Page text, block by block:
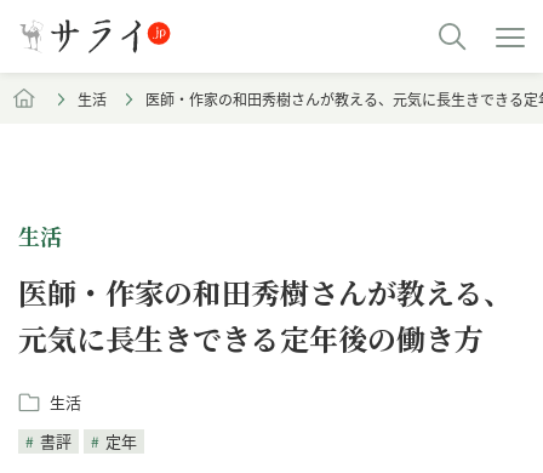
生活 医師・作家の和田秀樹さんが教える、元気に長生きできる
生活
医師・作家の和田秀樹さんが教える、
元気に長生きできる定年後の働き方
生活
書評
定年